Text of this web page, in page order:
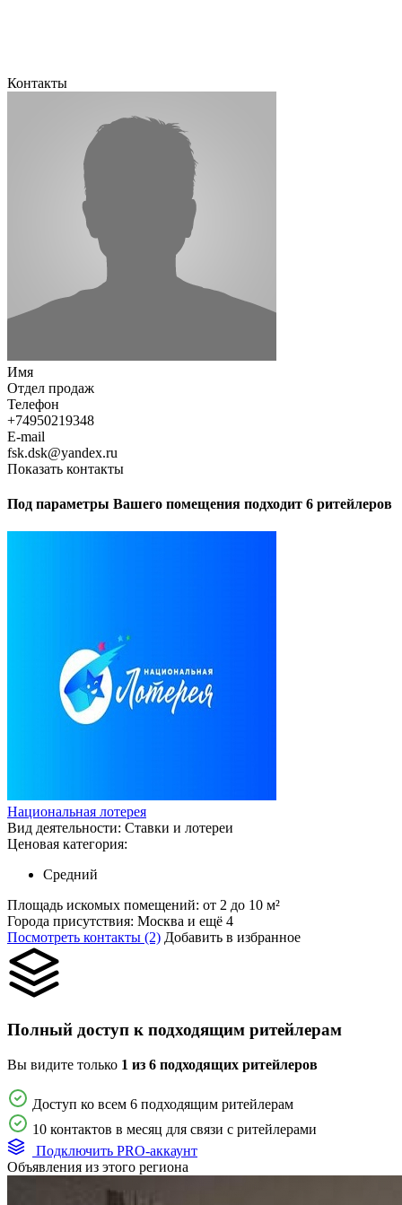
Контакты
Имя
Отдел продаж
Телефон
+74950219348
E-mail
fsk.dsk@yandex.ru
Показать контакты
Под параметры Вашего помещения подходит 6 ритейлеров
Национальная лотерея
Вид деятельности: Ставки и лотереи
Ценовая категория:
Средний
Площадь искомых помещений: от 2 до 10 м²
Города присутствия: Москва и ещё 4
Посмотреть контакты (2) Добавить в избранное
Полный доступ к подходящим ритейлерам
Вы видите только 1 из 6 подходящих ритейлеров
Доступ ко всем 6 подходящим ритейлерам
10 контактов в месяц для связи с ритейлерами
Подключить PRO-аккаунт
Объявления из этого региона